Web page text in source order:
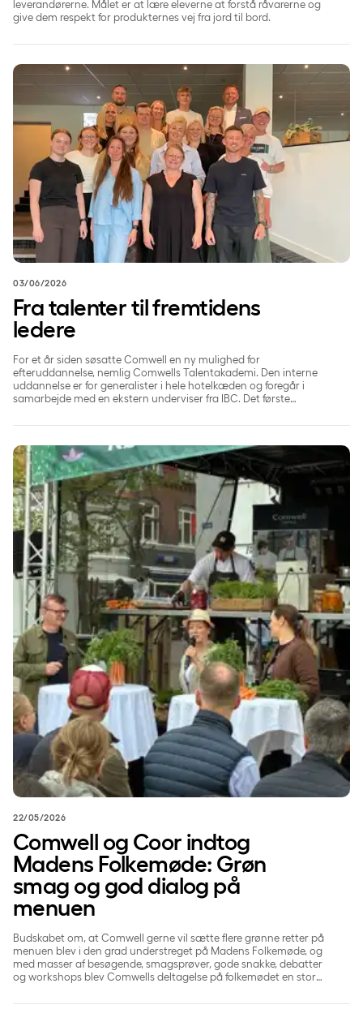
leverandørerne. Målet er at lære eleverne at forstå råvarerne og
give dem respekt for produkternes vej fra jord til bord.
03/06/2026
Fra talenter til fremtidens
ledere
For et år siden søsatte Comwell en ny mulighed for
efteruddannelse, nemlig Comwells Talentakademi. Den interne
uddannelse er for generalister i hele hotelkæden og foregår i
samarbejde med en ekstern underviser fra IBC. Det første
22/05/2026
Comwell og Coor indtog
Madens Folkemøde: Grøn
smag og god dialog på
menuen
Budskabet om, at Comwell gerne vil sætte flere grønne retter på
menuen blev i den grad understreget på Madens Folkemøde, og
med masser af besøgende, smagsprøver, gode snakke, debatter
og workshops blev Comwells deltagelse på folkemødet en stor